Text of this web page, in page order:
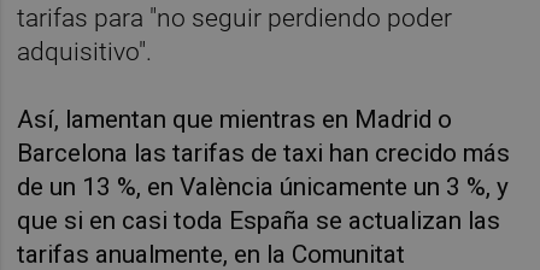
tarifas para "no seguir perdiendo poder
adquisitivo".
Así, lamentan que mientras en Madrid o
Barcelona las tarifas de taxi han crecido más
de un 13 %, en València únicamente un 3 %, y
que si en casi toda España se actualizan las
tarifas anualmente, en la Comunitat